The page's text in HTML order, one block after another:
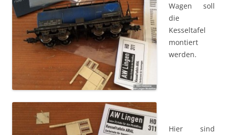
Wagen soll
die
Kesseltafel
montiert
werden.
Hier sind